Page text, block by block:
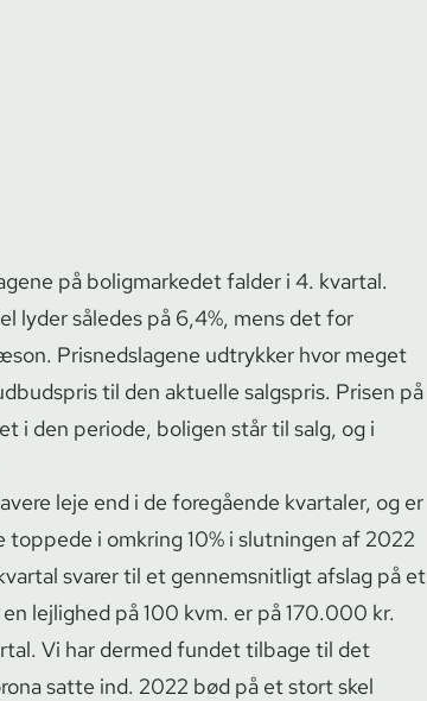
på boligmarkedet falder i 4. kvartal.
lyder således på 6,4%, mens det for
Prisnedslagene udtrykker hvor meget
til den aktuelle salgspris. Prisen på
i den periode, boligen står til salg, og i
leje end i de foregående kvartaler, og er
i omkring 10% i slutningen af 2022
svarer til et gennemsnitligt afslag på et
lejlighed på 100 kvm. er på 170.000 kr.
Vi har dermed fundet tilbage til det
satte ind. 2022 bød på et stort skel